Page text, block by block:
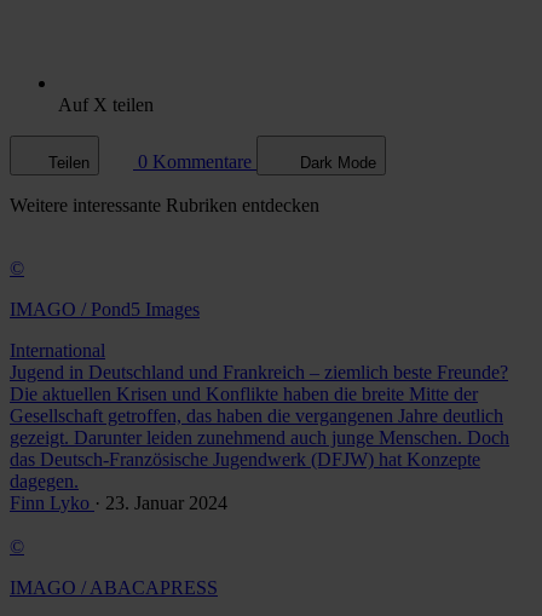
Auf X teilen
Teilen 0 Kommentare Dark Mode
Weitere interessante Rubriken entdecken
©
IMAGO / Pond5 Images
International
Jugend in Deutschland und Frankreich – ziemlich beste Freunde?
Die aktuellen Krisen und Konflikte haben die breite Mitte der
Gesellschaft getroffen, das haben die vergangenen Jahre deutlich
gezeigt. Darunter leiden zunehmend auch junge Menschen. Doch
das Deutsch-Französische Jugendwerk (DFJW) hat Konzepte
dagegen.
Finn Lyko · 23. Januar 2024
©
IMAGO / ABACAPRESS